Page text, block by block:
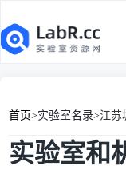
首页>实验室名录>江苏
实验室和